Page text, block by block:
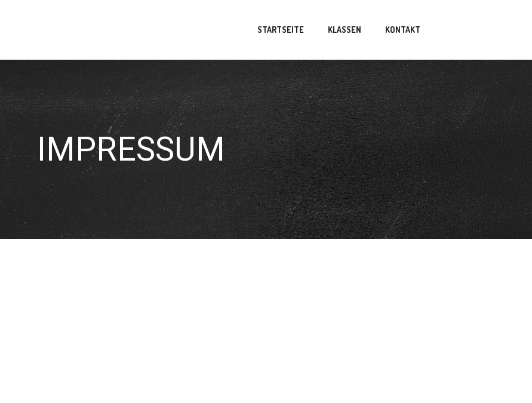
STARTSEITE KLASSEN KONTAKT
IMPRESSUM